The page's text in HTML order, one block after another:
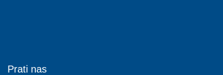
Prati nas